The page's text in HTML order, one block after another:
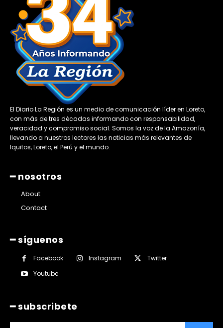
El Diario La Región es un medio de comunicación líder en Loreto,
con más de tres décadas informando con responsabilidad,
veracidad y compromiso social. Somos la voz de la Amazonía,
llevando a nuestros lectores las noticias más relevantes de
Iquitos, Loreto, el Perú y el mundo.
━ nosotros
About
Contact
━ síguenos
Facebook Instagram
Twitter
Youtube
━ subscribete